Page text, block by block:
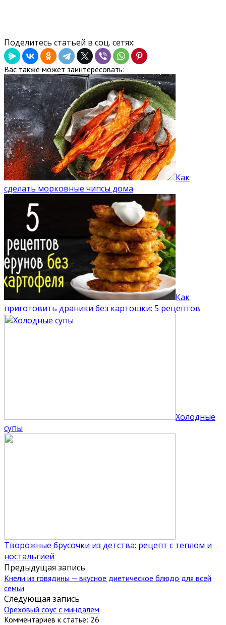
Поделитесь статьей в соц. сетях:
Вас также может заинтересовать:
Как
сделать морковные чипсы дома
Как
приготовить драники без картошки: 5 рецептов
Холодные
супы
Творожные брусочки из детства: рецепт с теплом и
ностальгией
Предыдущая запись
Кнели из говядины — вкусное диетическое блюдо для всей
семьи
Следующая запись
Ореховый соус с миндалем
Комментариев к статье: 26